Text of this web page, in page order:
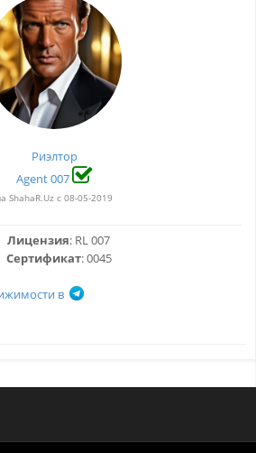
Риэлтор
Agent 007
ShahaR.Uz с 08-05-2019
Лицензия: RL 007
Сертификат: 0045
в